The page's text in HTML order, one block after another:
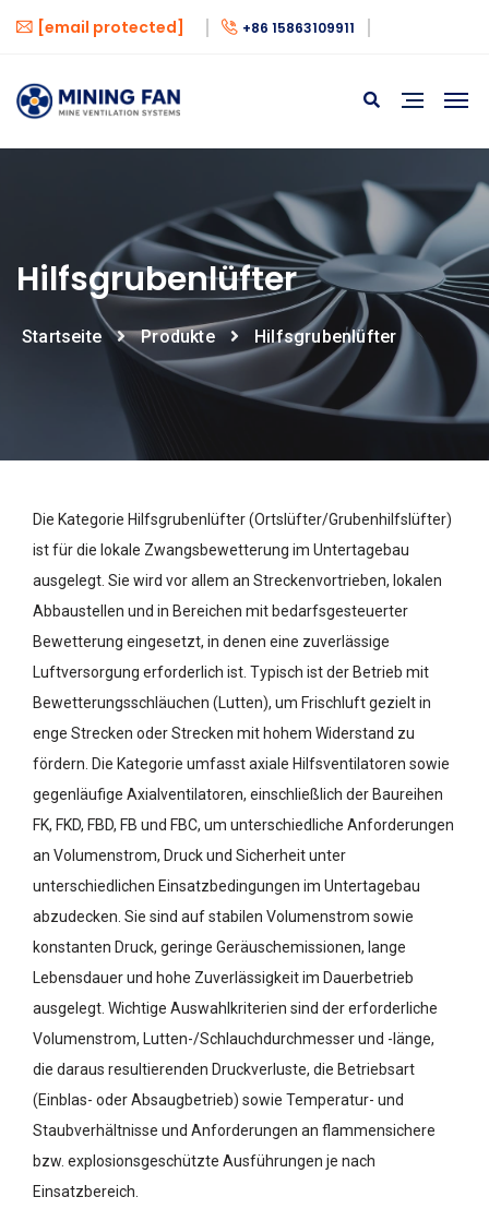
[email protected] +86 15863109911
Hilfsgrubenlüfter
Startseite Produkte Hilfsgrubenlüfter
Die Kategorie Hilfsgrubenlüfter (Ortslüfter/Grubenhilfslüfter)
ist für die lokale Zwangsbewetterung im Untertagebau
ausgelegt. Sie wird vor allem an Streckenvortrieben, lokalen
Abbaustellen und in Bereichen mit bedarfsgesteuerter
Bewetterung eingesetzt, in denen eine zuverlässige
Luftversorgung erforderlich ist. Typisch ist der Betrieb mit
Bewetterungsschläuchen (Lutten), um Frischluft gezielt in
enge Strecken oder Strecken mit hohem Widerstand zu
fördern. Die Kategorie umfasst axiale Hilfsventilatoren sowie
gegenläufige Axialventilatoren, einschließlich der Baureihen
FK, FKD, FBD, FB und FBC, um unterschiedliche Anforderungen
an Volumenstrom, Druck und Sicherheit unter
unterschiedlichen Einsatzbedingungen im Untertagebau
abzudecken. Sie sind auf stabilen Volumenstrom sowie
konstanten Druck, geringe Geräuschemissionen, lange
Lebensdauer und hohe Zuverlässigkeit im Dauerbetrieb
ausgelegt. Wichtige Auswahlkriterien sind der erforderliche
Volumenstrom, Lutten-/Schlauchdurchmesser und -länge,
die daraus resultierenden Druckverluste, die Betriebsart
(Einblas- oder Absaugbetrieb) sowie Temperatur- und
Staubverhältnisse und Anforderungen an flammensichere
bzw. explosionsgeschützte Ausführungen je nach
Einsatzbereich.